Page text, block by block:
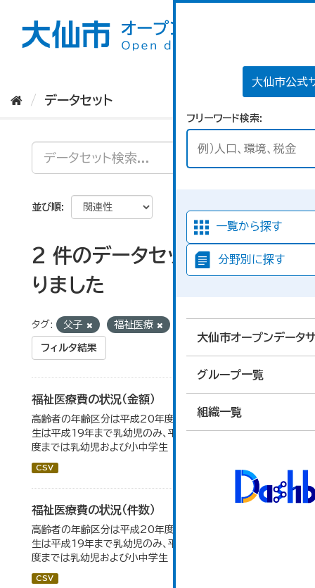
大仙市公式
フリーワード検索
一覧から探す
分野別に探す
大仙市オープンデータ
グループ一覧
組織一覧
データセット
並び順
2 件のデータセットが見つか
りました
タグ: 父子 福祉医療
フィルタ結果
福祉医療費の状況（金額）
高齢者の年齢区分は平成20年度から変更 乳幼児・小中高
生は平成19年まで乳幼児のみ、平成20年度から令和元年
度までは乳幼児および小中学生
CSV
福祉医療費の状況（件数）
高齢者の年齢区分は平成20年度から変更 乳幼児・小中高
生は平成19年まで乳幼児のみ、平成20年度から令和元年
度までは乳幼児および小中学生
CSV